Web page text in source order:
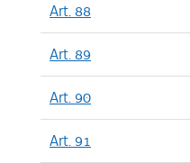
Art. 88
Art. 89
Art. 90
Art. 91